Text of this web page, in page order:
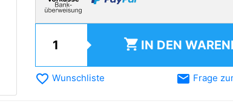
shopping_cart IN DEN
favorite_border Wunschliste email Frage